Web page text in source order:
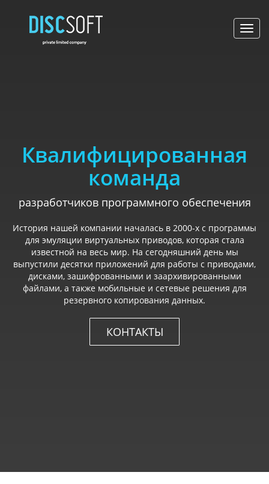
Квалифицированная
команда
разработчиков программного обеспечения
История нашей компании началась в 2000-х с программы
для эмуляции виртуальных приводов, которая стала
известной на весь мир. На сегодняшний день мы
выпустили десятки приложений для работы с приводами,
дисками, зашифрованными и заархивированными
файлами, а также мобильные и сетевые решения для
резервного копирования данных.
КОНТАКТЫ